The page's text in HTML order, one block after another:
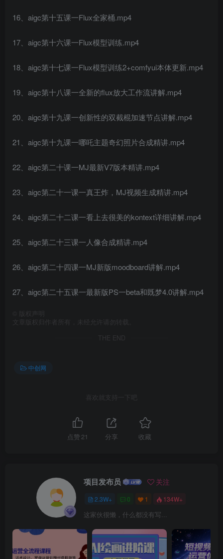
16、aigc第十五课一Flux全家桶.mp4
17、aigc第十六课一Flux模型训练.mp4
18、aigc第十七课一Flux模型训练2+comfyui本体更新.mp4
19、aigc第十八课一全新的flux放大工作流讲解.mp4
20、aigc第十九课一创新性的双截棍加速节点讲解.mp4
21、aigc第十九课一哪吒主题奇幻照片合成精讲.mp4
22、aigc第二十课一MJ最新V7版本精讲.mp4
23、aigc第二十一课一真王炸，MJ视频生成精讲.mp4
24、aigc第二十二课一看上去很美的kontext详细讲解.mp4
25、aigc第二十三课一人像合成精讲.mp4
26、aigc第二十四课一MJ新版moodboard讲解.mp4
27、aigc第二十五课一最新版PS一beta和既梦4.0讲解.mp4
版权声明
文章版权归作者所有，未经允许请勿转载。
THE END
中创网
喜欢就支持一下吧
点赞21 分享 收藏
项目发布员 关注
2.3W+ 0 1 134W+
这家伙很懒，什么都没有写...